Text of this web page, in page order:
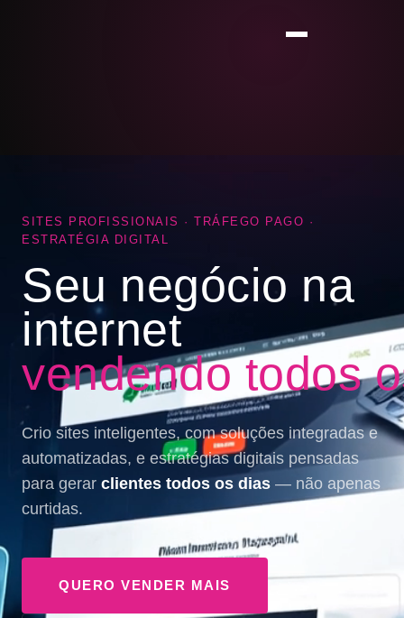
SITES PROFISSIONAIS · TRÁFEGO PAGO ·
ESTRATÉGIA DIGITAL
Seu negócio na
internet
vendendo todos
Crio sites inteligentes, com soluções integradas e
automatizadas, e estratégias digitais pensadas
para gerar clientes todos os dias — não apenas
curtidas.
QUERO VENDER MAIS